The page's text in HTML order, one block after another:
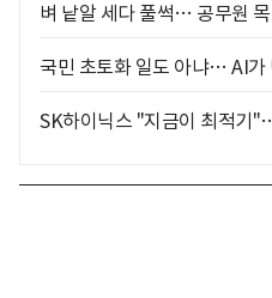
벼 낱알 세다 풀썩… 공무원
국민 초토화 일도 아냐… AI가
SK하이닉스 "지금이 최적기